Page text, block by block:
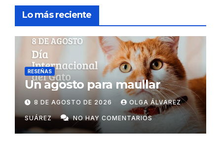
Lo más reciente
RESEÑAS
Un agosto para maullar
8 DE AGOSTO DE 2026 OLGA ÁLVAREZ
SUÁREZ NO HAY COMENTARIOS